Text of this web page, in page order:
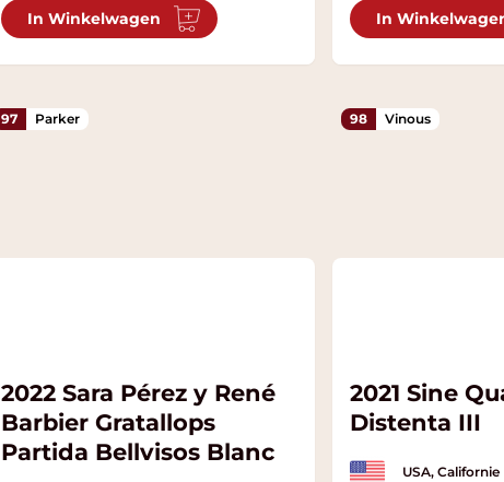
In Winkelwagen In
97 Parker
2022 Sara Pérez y René
Barbier Gratallops
Partida Bellvisos Blanc
98 Vinous
2021 Sine
Distenta III
USA, Californie